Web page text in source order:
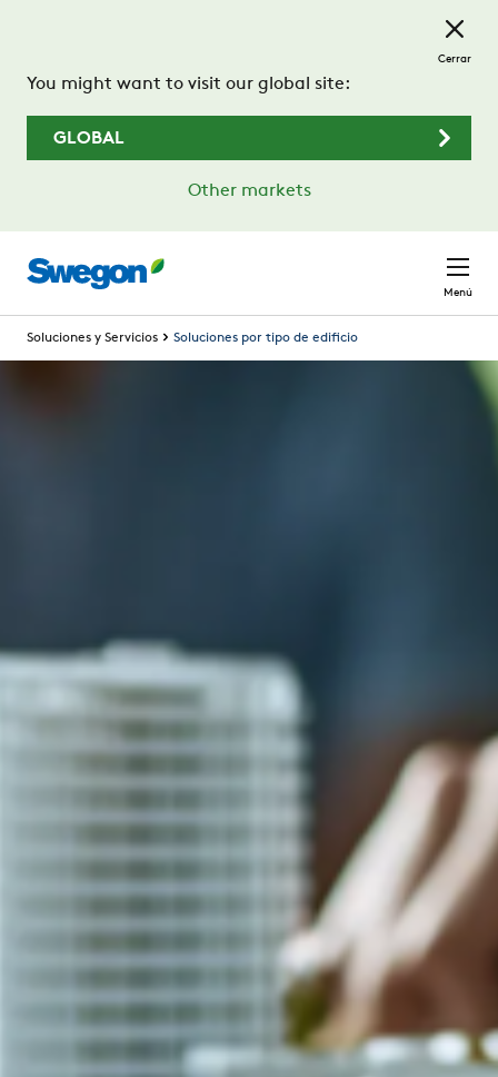
You might want to visit our global site:
GLOBAL
Other markets
Cerrar
Menú
Soluciones y Servicios Soluciones por tipo de edificio